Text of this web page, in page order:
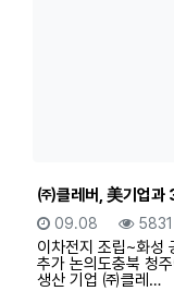
㈜클레버, 美기업과
등록일
09.08 조회
5831
이차전지 조립~화성
추가 논의도충북 청
생산 기업 ㈜클레…